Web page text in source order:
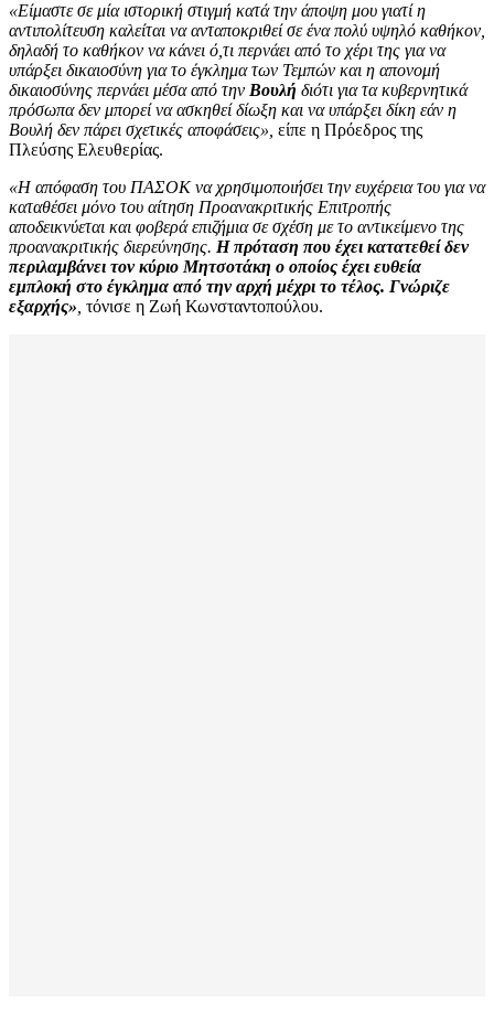
«Είμαστε σε μία ιστορική στιγμή κατά την άποψη μου γιατί η
αντιπολίτευση καλείται να ανταποκριθεί σε ένα πολύ υψηλό καθήκον,
δηλαδή το καθήκον να κάνει ό,τι περνάει από το χέρι της για να
υπάρξει δικαιοσύνη για το έγκλημα των Τεμπών και η απονομή
δικαιοσύνης περνάει μέσα από την Βουλή διότι για τα κυβερνητικά
πρόσωπα δεν μπορεί να ασκηθεί δίωξη και να υπάρξει δίκη εάν η
Βουλή δεν πάρει σχετικές αποφάσεις», είπε η Πρόεδρος της
Πλεύσης Ελευθερίας.
«Η απόφαση του ΠΑΣΟΚ να χρησιμοποιήσει την ευχέρεια του για να
καταθέσει μόνο του αίτηση Προανακριτικής Επιτροπής
αποδεικνύεται και φοβερά επιζήμια σε σχέση με το αντικείμενο της
προανακριτικής διερεύνησης. Η πρόταση που έχει κατατεθεί δεν
περιλαμβάνει τον κύριο Μητσοτάκη ο οποίος έχει ευθεία
εμπλοκή στο έγκλημα από την αρχή μέχρι το τέλος. Γνώριζε
εξαρχής» τόνισε η Ζωή Κωνσταντοπούλου.